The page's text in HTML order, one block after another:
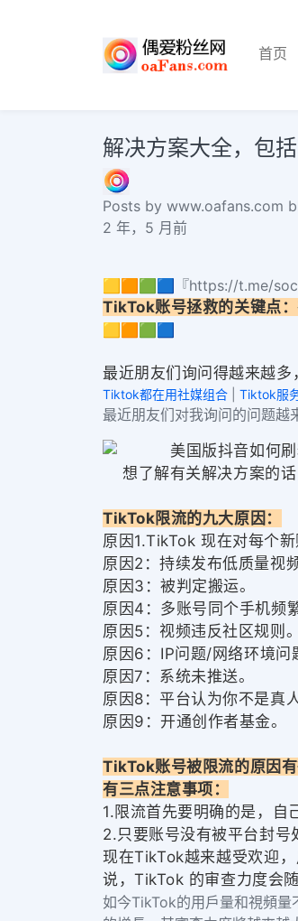
首页
解决方案大全，包
Posts by www.oafans.com
2 年，5 月前
🟨🟧🟩🟦『https://t.me/
TikTok账号拯救的关键点：
🟨🟧🟩🟦
最近朋友们询问得越来越
Tiktok都在用社媒组合 Tiktok服
最近朋友们对我询问的问题越
想了解有关解决方案的话
TikTok限流的九大原因：
原因1.TikTok 现在对每个
原因2：持续发布低质量视
原因3：被判定搬运。
原因4：多账号同个手机频
原因5：视频违反社区规则。
原因6：IP问题/网络环境问
原因7：系统未推送。
原因8：平台认为你不是真
原因9：开通创作者基金。
TikTok账号被限流的原因
有三点注意事项：
1.限流首先要明确的是，自
2.只要账号没有被平台封号
现在TikTok越来越受欢迎
说，TikTok 的审查力度会
如今TikTok的用戶量和視頻量